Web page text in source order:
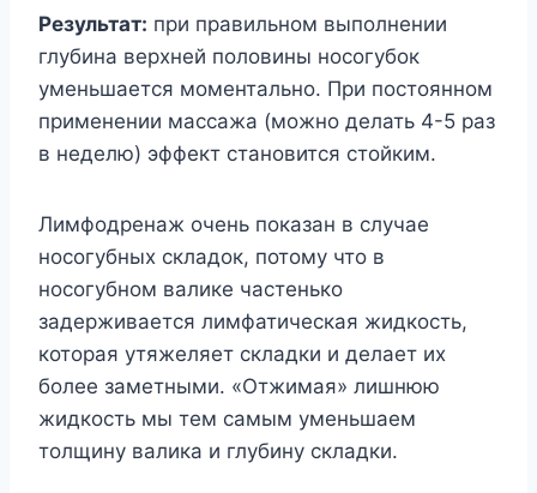
Результат: при правильном выполнении
глубина верхней половины носогубок
уменьшается моментально. При постоянном
применении массажа (можно делать 4-5 раз
в неделю) эффект становится стойким.
Лимфодренаж очень показан в случае
носогубных складок, потому что в
носогубном валике частенько
задерживается лимфатическая жидкость,
которая утяжеляет складки и делает их
более заметными. «Отжимая» лишнюю
жидкость мы тем самым уменьшаем
толщину валика и глубину складки.